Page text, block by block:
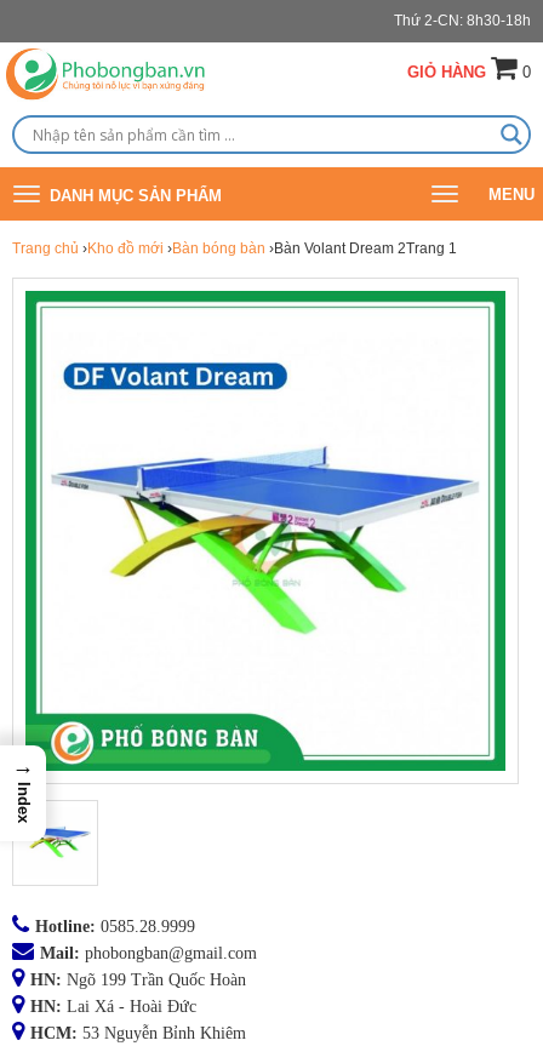
Thứ 2-CN: 8h30-18h
GIỎ HÀNG 0
Toggle
navigation
DANH MỤC SẢN PHẨM
Toggle
navigation
MENU
Trang chủ ›Kho đồ mới ›Bàn bóng bàn ›Bàn Volant Dream 2Trang 1
Hotline: 0585.28.9999
Mail: phobongban@gmail.com
HN: Ngõ 199 Trần Quốc Hoàn
HN: Lai Xá - Hoài Đức
HCM: 53 Nguyễn Bỉnh Khiêm
→
Index